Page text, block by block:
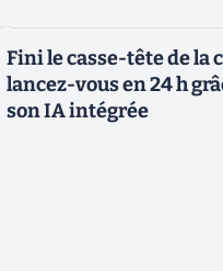
Fini le casse-tête de la
lancez-vous en 24 h
son IA intégrée